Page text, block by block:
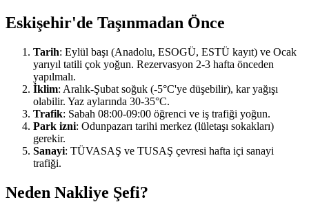
Eskişehir'de Taşınmadan Önce
Tarih: Eylül başı (Anadolu, ESOGÜ, ESTÜ kayıt) ve Ocak
yarıyıl tatili çok yoğun. Rezervasyon 2-3 hafta önceden
yapılmalı.
İklim: Aralık-Şubat soğuk (-5°C'ye düşebilir), kar yağışı
olabilir. Yaz aylarında 30-35°C.
Trafik: Sabah 08:00-09:00 öğrenci ve iş trafiği yoğun.
Park izni: Odunpazarı tarihi merkez (lületaşı sokakları)
gerekir.
Sanayi: TÜVASAŞ ve TUSAŞ çevresi hafta içi sanayi
trafiği.
Neden Nakliye Şefi?